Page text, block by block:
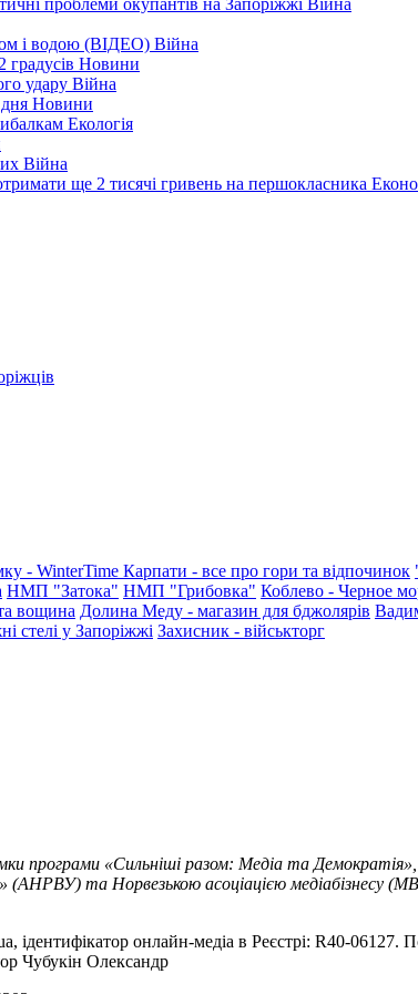
і водою (ВІДЕО) Війна
градусів Новини
удару Війна
Новини
Екологія
Війна
ще 2 тисячі гривень на першокласника
- WinterTime Карпати - все про гори та відпочинок
НМП "Затока" НМП "Грибовка" Коблево - Черное
вощина Долина Меду - магазин для бджолярів
стелі у Запоріжжі Захисник - військторг
програми «Сильніші разом: Медіа та
(АНРВУ) та Норвезькою асоціацією медіабізнесу
ідентифікатор онлайн-медіа в Реєстрі: R40-
Чубукін Олександр